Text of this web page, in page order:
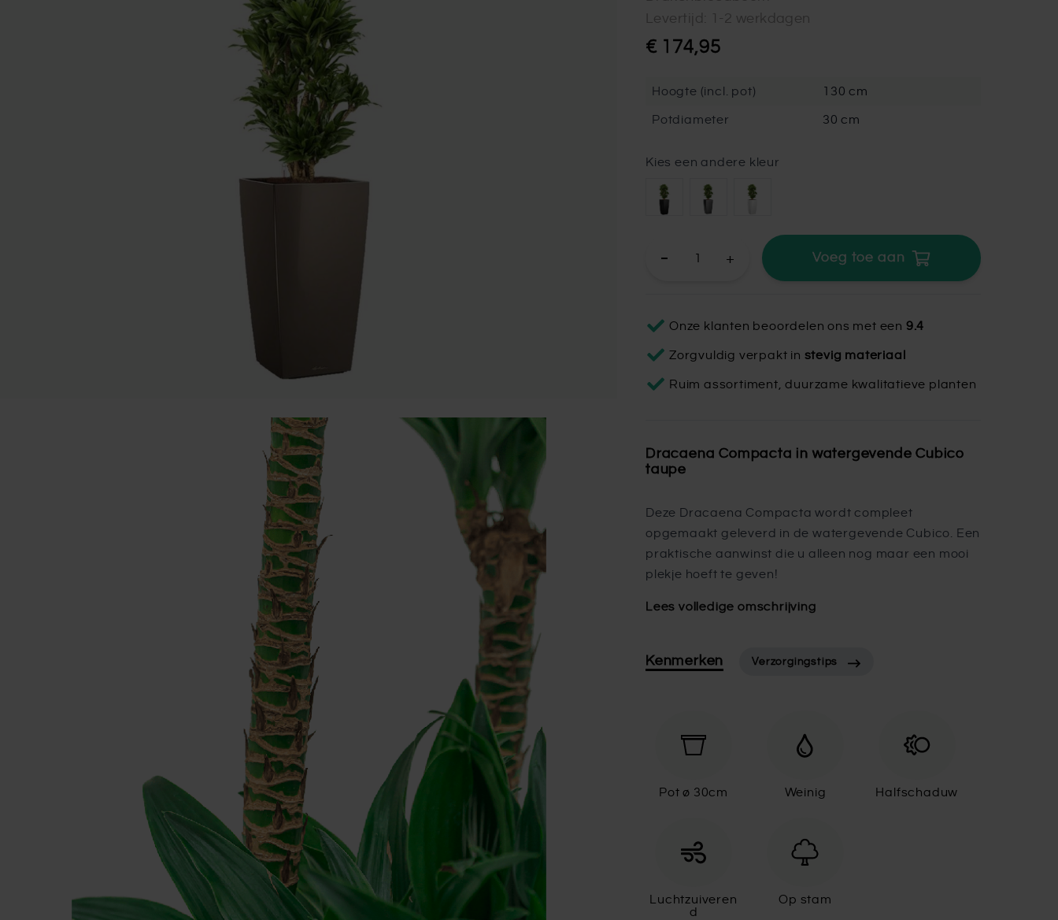
Levertijd: 1-2 werkdagen
€ 174,95
Hoogte (incl. pot) 130 cm
Potdiameter 30 cm
Kies een andere kleur
+ Voeg toe aan
Onze klanten beoordelen ons met een 9.4
Zorgvuldig verpakt in stevig materiaal
Ruim assortiment, duurzame kwalitatieve planten
Dracaena Compacta in watergevende Cubico
taupe
Deze Dracaena Compacta wordt compleet
opgemaakt geleverd in de watergevende Cubico. Een
praktische aanwinst die u alleen nog maar een mooi
plekje hoeft te geven!
Lees volledige omschrijving
Kenmerken Verzorgingstips
Pot ø 30cm Weinig Halfschaduw
Luchtzuiveren
d
Op stam